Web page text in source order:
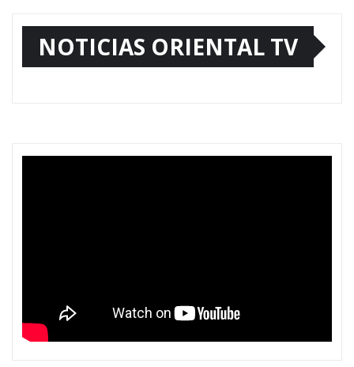
NOTICIAS ORIENTAL TV